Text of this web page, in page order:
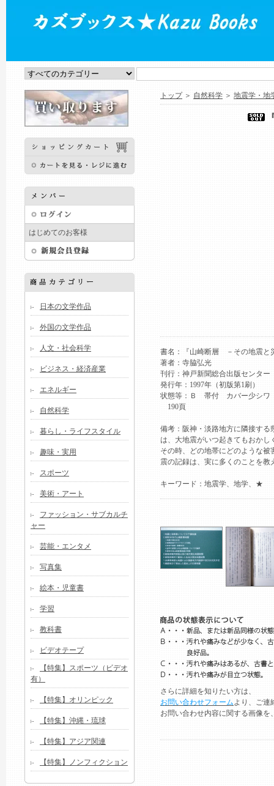
はじめてのお客様
日本の文学作品
外国の文学作品
人文・社会科学
ビジネス・経済産業
エネルギー
自然科学
暮らし・ライフスタイル
趣味・実用
スポーツ
美術・アート
ファッション・サブカルチ
ャー
芸能・エンタメ
写真集
絵本・児童書
学習
教科書
ビデオテープ
【特集】スポーツ（ビデオ
有）
【特集】オリンピック
【特集】沖縄・琉球
【特集】アジア関連
【特集】ノンフィクション
トップ ＞ 自然科学 ＞ 地震学・地
書名：『山崎断層 －その地震と
著者：寺脇弘光
刊行：神戸新聞総合出版センター
発行年：1997年（初版第1刷）
状態等：Ｂ 帯付 カバー少シワ
190頁
備考：阪神・淡路地方に隣接する
は、大地震がいつ起きてもおかし
その時、どの地帯にどのような被
震の記録は、実に多くのことを教
キーワード：地震学、地学、★
さらに詳細を知りたい方は、
お問い合わせフォームより、ご連
お問い合わせ内容に関する画像を